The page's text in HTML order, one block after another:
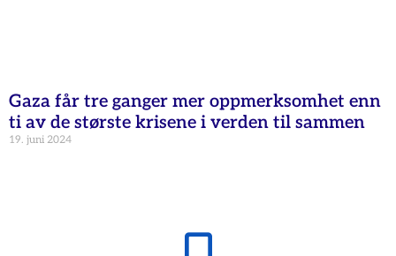
Gaza får tre ganger mer oppmerksomhet enn
ti av de største krisene i verden til sammen
19. juni 2024